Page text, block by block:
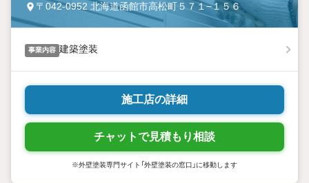
〒042-0952 北海道函館市高松町５７１−１５６
事業内容 建築塗装
施工店の詳細
チャットで見積もり相談
※外壁塗装専門サイト「外壁塗装の窓口」に移動します